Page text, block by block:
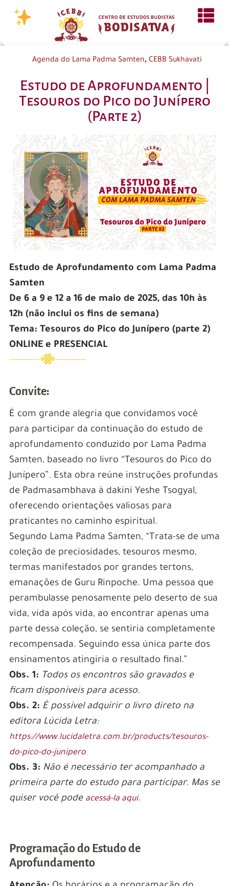
Agenda do Lama Padma Samten, CEBB Sukhavati
Estudo de Aprofundamento |
Tesouros do Pico do Junípero
(Parte 2)
Estudo de Aprofundamento com Lama Padma
Samten
De 6 a 9 e 12 a 16 de maio de 2025, das 10h às
12h (não inclui os fins de semana)
Tema: Tesouros do Pico do Junípero (parte 2)
ONLINE e PRESENCIAL
Convite:
É com grande alegria que convidamos você
para participar da continuação do estudo de
aprofundamento conduzido por Lama Padma
Samten, baseado no livro “Tesouros do Pico do
Junípero”. Esta obra reúne instruções profundas
de Padmasambhava à dakini Yeshe Tsogyal,
oferecendo orientações valiosas para
praticantes no caminho espiritual.
Segundo Lama Padma Samten, “Trata-se de uma
coleção de preciosidades, tesouros mesmo,
termas manifestados por grandes tertons,
emanações de Guru Rinpoche. Uma pessoa que
perambulasse penosamente pelo deserto de sua
vida, vida após vida, ao encontrar apenas uma
parte dessa coleção, se sentiria completamente
recompensada. Seguindo essa única parte dos
ensinamentos atingiria o resultado final.”
Obs. 1: Todos os encontros são gravados e
ficam disponíveis para acesso.
Obs. 2: É possível adquirir o livro direto na
editora Lúcida Letra:
https://www.lucidaletra.com.br/products/tesouros-
do-pico-do-junipero
Obs. 3: Não é necessário ter acompanhado a
primeira parte do estudo para participar. Mas se
quiser você pode acessá-la aqui.
Programação do Estudo de
Aprofundamento